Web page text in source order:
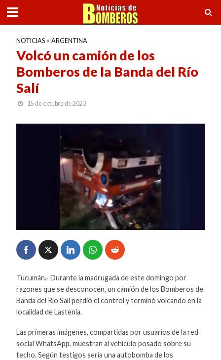
NOTICIAS • ARGENTINA
Volcó un camión de los
Bomberos de la Banda del Río
Salí
15 de octubre de 2023
Tucumán.- Durante la madrugada de este domingo por
razones que se desconocen, un camión de los Bomberos de
Banda del Río Salí perdió el control y terminó volcando en la
localidad de Lastenia.
Las primeras imágenes, compartidas por usuarios de la red
social WhatsApp, muestran al vehículo posado sobre su
techo. Según testigos sería una autobomba de los